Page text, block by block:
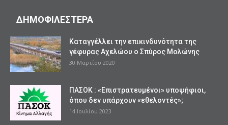
ΔΗΜΟΦΙΛΕΣΤΕΡΑ
Καταγγέλλει την επικινδυνότητα της
γέφυρας Αχελώου ο Σπύρος Μολώνης
30 Μαρτίου 2020
ΠΑΣΟΚ : «Επιστρατευμένοι» υποψήφιοι,
όπου δεν υπάρχουν «εθελοντές»;
14 Ιουλίου 2023